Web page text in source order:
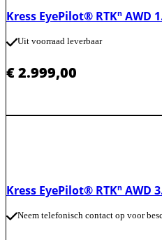
Kress EyePilot® RTKⁿ AWD
Uit voorraad leverbaar
€2.999,00
Kress EyePilot® RTKⁿ AWD
Neem telefonisch contact op voor